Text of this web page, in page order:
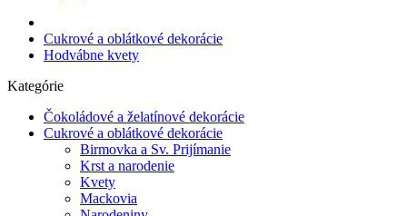
Cukrové a oblátkové dekorácie
Hodvábne kvety
Kategórie
Čokoládové a želatínové dekorácie
Cukrové a oblátkové dekorácie
Birmovka a Sv. Prijímanie
Krst a narodenie
Kvety
Mackovia